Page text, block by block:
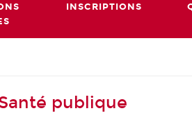
INSCRIPTIONS
publique